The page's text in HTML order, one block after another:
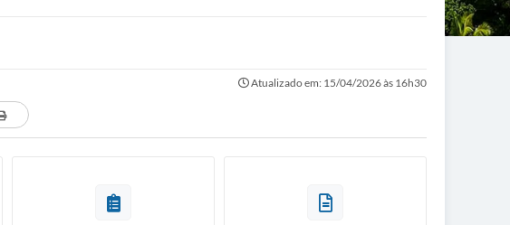
Atualizado em: 15/04/2026 às 16h30